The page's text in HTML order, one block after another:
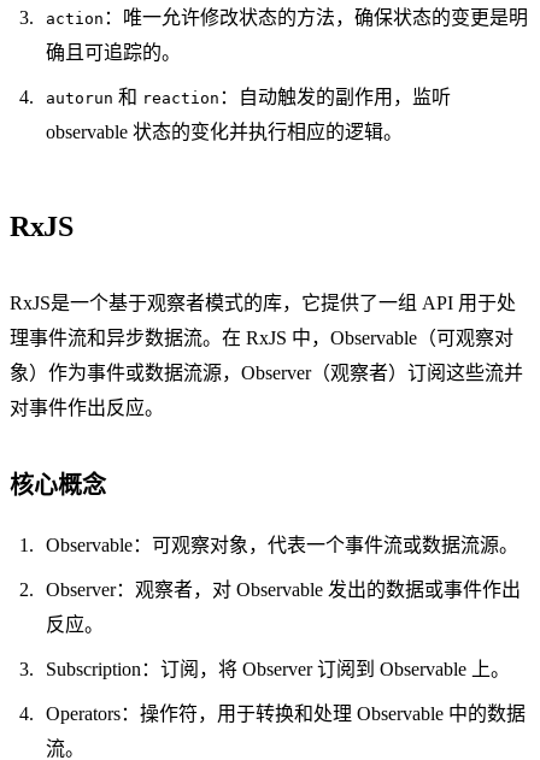
action ：唯一允许修改状态的方法，确保状态的变更是明
确且可追踪的。
autorun 和 reaction ：自动触发的副作用，监听
observable 状态的变化并执行相应的逻辑。
RxJS
RxJS是一个基于观察者模式的库，它提供了一组 API 用于处
理事件流和异步数据流。在 RxJS 中，Observable（可观察对
象）作为事件或数据流源，Observer（观察者）订阅这些流并
对事件作出反应。
核心概念
Observable：可观察对象，代表一个事件流或数据流源。
Observer：观察者，对 Observable 发出的数据或事件作出
反应。
Subscription：订阅，将 Observer 订阅到 Observable 上。
Operators：操作符，用于转换和处理 Observable 中的数据
流。